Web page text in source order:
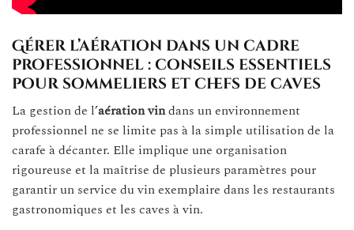
Gérer l’aération dans un cadre
professionnel : conseils essentiels
pour sommeliers et chefs de caves
La gestion de l’aération vindans un environnement
professionnel ne se limite pas à la simple utilisation de la
carafe à décanter. Elle implique une organisation
rigoureuse et la maîtrise de plusieurs paramètres pour
garantir un service du vin exemplaire dans les restaurants
gastronomiques et les caves à vin.